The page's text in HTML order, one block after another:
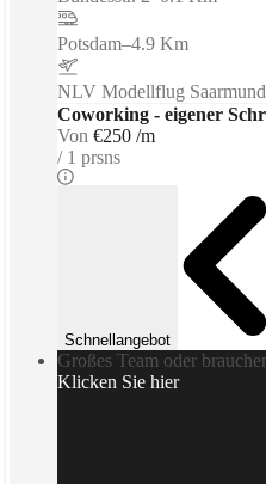
Potsdam–4.9 Km
NLV Modellflug
Coworking - eigener
Von €250 /m
1 prsns
Schnellangebot
Großes Team oder
Klicken Sie hier